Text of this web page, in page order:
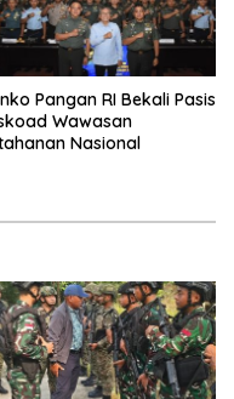
Pangan RI Bekali Pasis
Wawasan
Nasional